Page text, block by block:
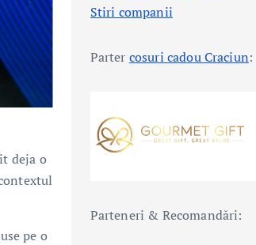
deja o
pe o
Stiri companii
Parter cosuri cadou Craciun:
Parteneri & Recomandări: